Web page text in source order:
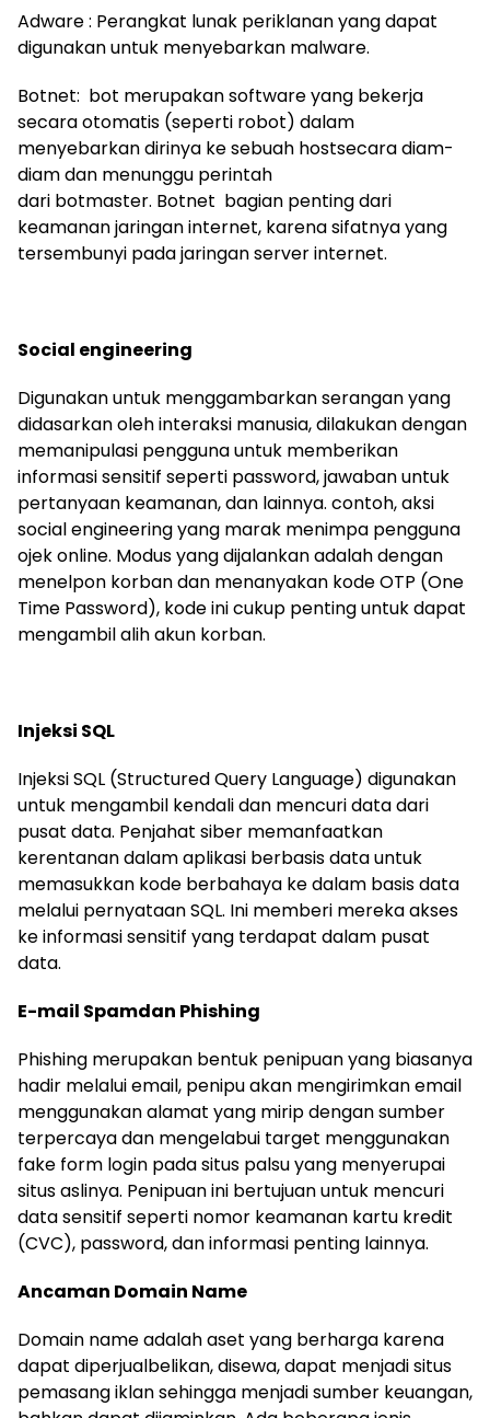
Adware : Perangkat lunak periklanan yang dapat
digunakan untuk menyebarkan malware.
Botnet: bot merupakan software yang bekerja
secara otomatis (seperti robot) dalam
menyebarkan dirinya ke sebuah hostsecara diam-
diam dan menunggu perintah
dari botmaster. Botnet bagian penting dari
keamanan jaringan internet, karena sifatnya yang
tersembunyi pada jaringan server internet.
Social engineering
Digunakan untuk menggambarkan serangan yang
didasarkan oleh interaksi manusia, dilakukan dengan
memanipulasi pengguna untuk memberikan
informasi sensitif seperti password, jawaban untuk
pertanyaan keamanan, dan lainnya. contoh, aksi
social engineering yang marak menimpa pengguna
ojek online. Modus yang dijalankan adalah dengan
menelpon korban dan menanyakan kode OTP (One
Time Password), kode ini cukup penting untuk dapat
mengambil alih akun korban.
Injeksi SQL
Injeksi SQL (Structured Query Language) digunakan
untuk mengambil kendali dan mencuri data dari
pusat data. Penjahat siber memanfaatkan
kerentanan dalam aplikasi berbasis data untuk
memasukkan kode berbahaya ke dalam basis data
melalui pernyataan SQL. Ini memberi mereka akses
ke informasi sensitif yang terdapat dalam pusat
data.
E-mail Spamdan Phishing
Phishing merupakan bentuk penipuan yang biasanya
hadir melalui email, penipu akan mengirimkan email
menggunakan alamat yang mirip dengan sumber
terpercaya dan mengelabui target menggunakan
fake form login pada situs palsu yang menyerupai
situs aslinya. Penipuan ini bertujuan untuk mencuri
data sensitif seperti nomor keamanan kartu kredit
(CVC), password, dan informasi penting lainnya.
Ancaman Domain Name
Domain name adalah aset yang berharga karena
dapat diperjualbelikan, disewa, dapat menjadi situs
pemasang iklan sehingga menjadi sumber keuangan,